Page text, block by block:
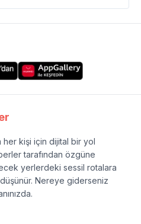
kişi için dijital bir yol
tarafından özgüne
yerlerdeki sessil rotalara
Nereye giderseniz